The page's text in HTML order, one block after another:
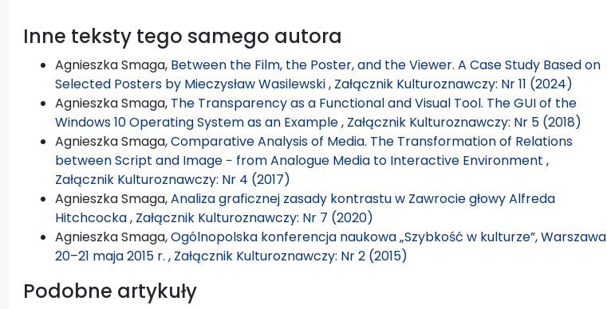
Inne teksty tego samego autora
Agnieszka Smaga, Between the Film, the Poster, and the Viewer. A Case Study Based on
Selected Posters by Mieczysław Wasilewski, Załącznik Kulturoznawczy: Nr 11 (2024)
Agnieszka Smaga, The Transparency as a Functional and Visual Tool. The GUI of the
Windows 10 Operating System as an Example, Załącznik Kulturoznawczy: Nr 5 (2018)
Agnieszka Smaga,Comparative Analysis of Media. The Transformation of Relations
between Script and Image − from Analogue Media to Interactive Environment ,
Załącznik Kulturoznawczy: Nr 4 (2017)
Agnieszka Smaga,Analiza graficznej zasady kontrastu w Zawrocie głowy Alfreda
Hitchcocka, Załącznik Kulturoznawczy: Nr 7 (2020)
Agnieszka Smaga,Ogólnopolska konferencja naukowa „Szybkość w kulturze”, Warszawa
20–21 maja 2015 r. , Załącznik Kulturoznawczy: Nr 2 (2015)
Podobne artykuły